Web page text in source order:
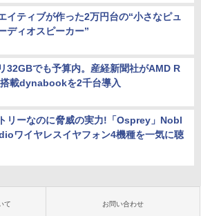
イティブが作った2万円台の“小さなピュ
ディオスピーカー”
32GBでも予算内。産経新聞社がAMD R
載dynabookを2千台導入
リーなのに脅威の実力!「Osprey」Nobl
ワイヤレスイヤフォン4機種を一気に聴
て お問い合わせ